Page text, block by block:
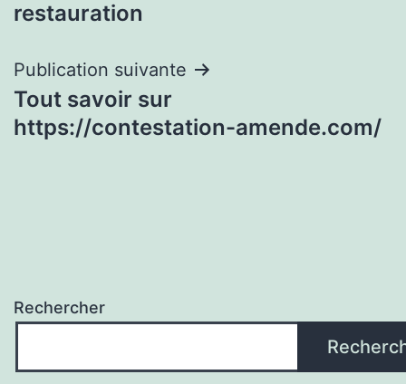
restauration
Publication suivante
Tout savoir sur
https://contestation-amende.com/
Rechercher